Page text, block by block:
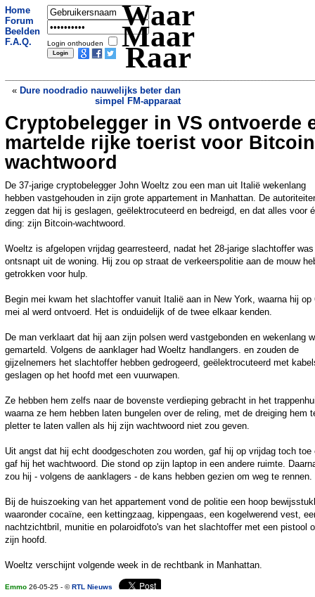
Home
Forum
Beelden
F.A.Q.
Login onthouden
Waar
Maar
Raar
« Dure noodradio nauwelijks beter dan
simpel FM-apparaat
Inheemse stam klaagt New York Times
en TMZ aan om claim pornoverslaving
»
Cryptobelegger in VS ontvoerde
martelde rijke toerist voor
wachtwoord
De 37-jarige cryptobelegger John Woeltz zou een man uit Italië wekenlang
hebben vastgehouden in zijn grote appartement in Manhattan. De
zeggen dat hij is geslagen, geëlektrocuteerd en bedreigd, en dat alles voor
ding: zijn Bitcoin-wachtwoord.
Woeltz is afgelopen vrijdag gearresteerd, nadat het 28-jarige slachtoffer was
ontsnapt uit de woning. Hij zou op straat de verkeerspolitie aan de mouw
getrokken voor hulp.
Begin mei kwam het slachtoffer vanuit Italië aan in New York, waarna hij op
mei al werd ontvoerd. Het is onduidelijk of de twee elkaar kenden.
De man verklaart dat hij aan zijn polsen werd vastgebonden en wekenlang
gemarteld. Volgens de aanklager had Woeltz handlangers. en zouden de
gijzelnemers het slachtoffer hebben gedrogeerd, geëlektrocuteerd met
geslagen op het hoofd met een vuurwapen.
Ze hebben hem zelfs naar de bovenste verdieping gebracht in het
waarna ze hem hebben laten bungelen over de reling, met de dreiging hem
pletter te laten vallen als hij zijn wachtwoord niet zou geven.
Uit angst dat hij echt doodgeschoten zou worden, gaf hij op vrijdag toch toe
gaf hij het wachtwoord. Die stond op zijn laptop in een andere ruimte.
zou hij - volgens de aanklagers - de kans hebben gezien om weg te rennen.
Bij de huiszoeking van het appartement vond de politie een hoop
waaronder cocaïne, een kettingzaag, kippengaas, een kogelwerend vest,
nachtzichtbril, munitie en polaroidfoto's van het slachtoffer met een pistool
zijn hoofd.
Woeltz verschijnt volgende week in de rechtbank in Manhattan.
Emmo 26-05-25 - ©RTL Nieuws